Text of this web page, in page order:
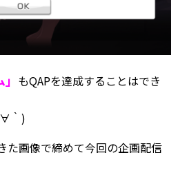
もQAPを達成することはでき
｀)
た画像で締めて今回の企画配信